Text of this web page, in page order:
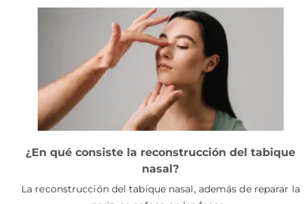
¿En qué consiste la reconstrucción del tabique
nasal?
La reconstrucción del tabique nasal, además de reparar la